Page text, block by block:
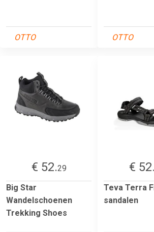
OTTO OTTO
€ 52.29
Big Star
Wandelschoenen
Trekking Shoes
€ 52.
Teva Terra
sandalen